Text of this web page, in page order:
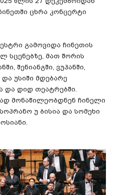
ცხრა კონცერტი
გამოვიდა ჩინეთის
სცენებზე, მათ შორის
შენიანგში, ვუჰანში,
და უსიში მდებარე
და დიდ თეატრებში.
მონაწილეობდნენ ჩინელი
უ ბისია და სომეხი